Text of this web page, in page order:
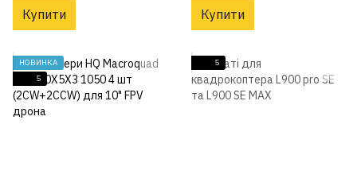
Купити Купити
НОВИНКА
5
5